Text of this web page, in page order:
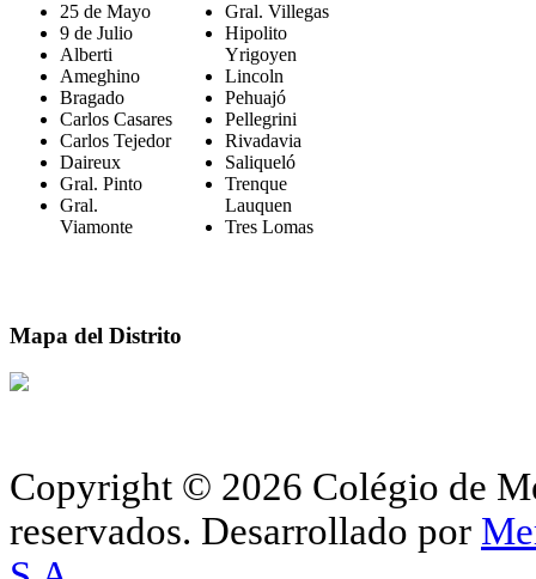
25 de Mayo
9 de Julio
Alberti
Ameghino
Bragado
Carlos Casares
Carlos Tejedor
Daireux
Gral. Pinto
Gral.
Viamonte
Gral. Villegas
Hipolito
Yrigoyen
Lincoln
Pehuajó
Pellegrini
Rivadavia
Saliqueló
Trenque
Lauquen
Tres Lomas
Mapa del Distrito
Copyright © 2026 Colégio de
reservados. Desarrollado por